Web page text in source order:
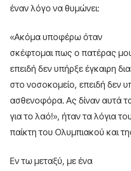
έναν λόγο να θυμώνει:
«Ακόμα υποφέρω όταν
σκέφτομαι πως ο πατέρας
επειδή δεν υπήρξε έγκαιρη
στο νοσοκομείο, επειδή δεν
ασθενοφόρα. Ας δίναν αυτά
για το λαό!», ήταν τα λόγια
παίκτη του Ολυμπιακού και
Εν τω μεταξύ, με ένα